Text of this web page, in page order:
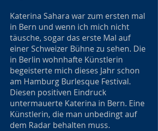
Katerina Sahara war zum ersten mal
in Bern und wenn ich mich nicht
täusche, sogar das erste Mal auf
einer Schweizer Bühne zu sehen. Die
in Berlin wohnhafte Künstlerin
begeisterte mich dieses Jahr schon
am Hamburg Burlesque Festival.
Diesen positiven Eindruck
untermauerte Katerina in Bern. Eine
Künstlerin, die man unbedingt auf
dem Radar behalten muss.